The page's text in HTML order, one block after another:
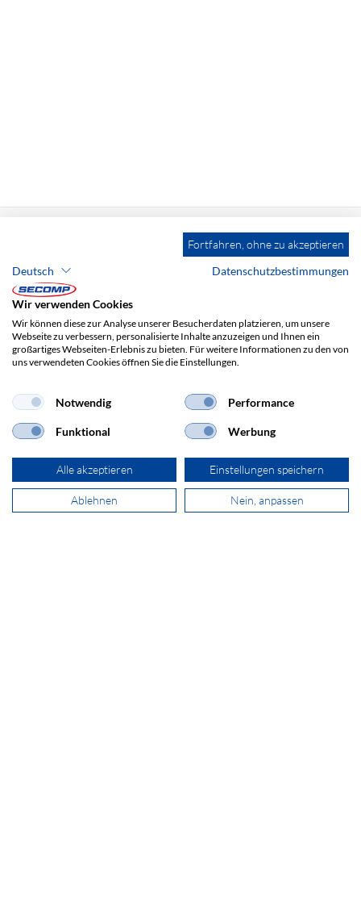
Grindelstrasse 6
8303 Bassersdorf
+41 44 511 87 10
verkauf@secomp.ch
Fortfahren, ohne zu akzeptieren
Deutsch
Datenschutzbestimmungen
Wir verwenden Cookies
Wir können diese zur Analyse unserer Besucherdaten platzieren, um unsere
Webseite zu verbessern, personalisierte Inhalte anzuzeigen und Ihnen ein
großartiges Webseiten-Erlebnis zu bieten. Für weitere Informationen zu den von
uns verwendeten Cookies öffnen Sie die Einstellungen.
Notwendig Performance
Funktional Werbung
Alle akzeptieren Einstellungen speichern
Ablehnen Nein, anpassen